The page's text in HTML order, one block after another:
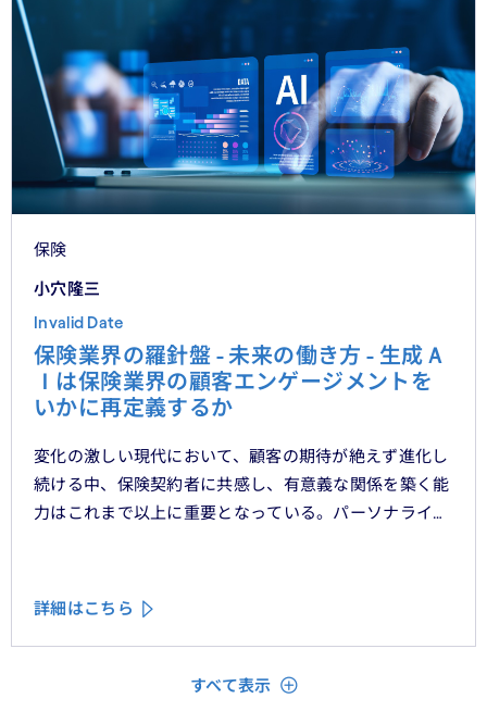
保険
小穴隆三
Invalid Date
保険業界の羅針盤 - 未来の働き方 - 生成Ａ
Ｉは保険業界の顧客エンゲージメントを
いかに再定義するか
変化の激しい現代において、顧客の期待が絶えず進化し
続ける中、保険契約者に共感し、有意義な関係を築く能
力はこれまで以上に重要となっている。パーソナライ
いる」「理解されている」と顧客に感じてもらうため
詳細はこちら
すべて表示 閉じる